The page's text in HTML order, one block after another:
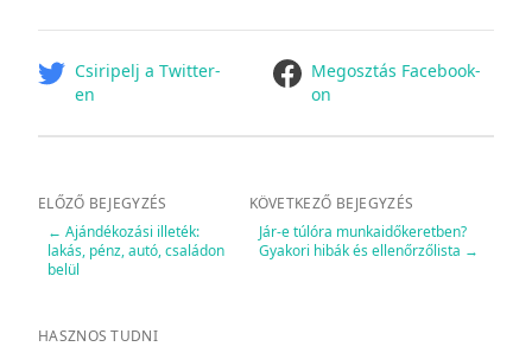
Csiripelj a Twitter-
en
facebookMegosztás Facebook-
on
ELŐZŐ BEJEGYZÉS
← Ajándékozási illeték:
lakás, pénz, autó, családon
belül
KÖVETKEZŐ BEJEGYZÉS
Jár-e túlóra munkaidőkeretben?
Gyakori hibák és ellenőrzőlista →
HASZNOS TUDNI